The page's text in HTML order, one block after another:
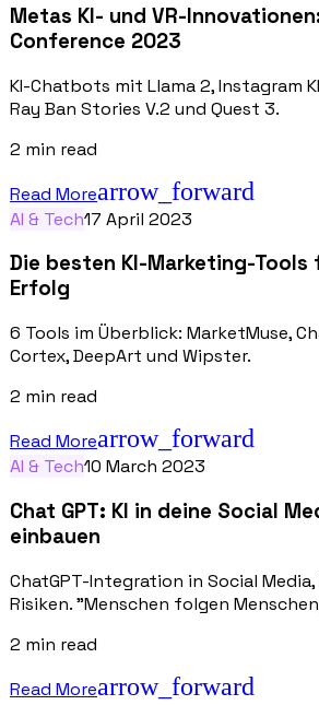
Metas KI- und VR-
Conference 2023
KI-Chatbots mit Llama 2, Instagram
Ray Ban Stories V.2 und Quest 3.
2 min read
Read Morearrow_forward
AI & Tech17 April 2023
Die besten KI-Marketing-
Erfolg
6 Tools im Überblick: MarketMuse,
Cortex, DeepArt und Wipster.
2 min read
Read Morearrow_forward
AI & Tech10 March 2023
Chat GPT: KI in deine Social
einbauen
ChatGPT-Integration in Social
Risiken. "Menschen folgen
2 min read
Read Morearrow_forward